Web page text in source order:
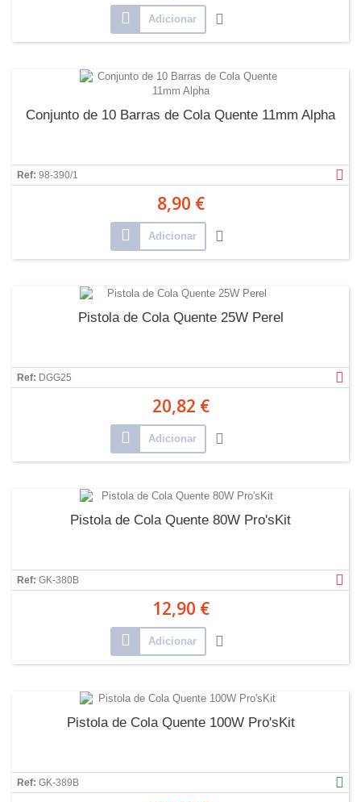
Adicionar
Conjunto de 10 Barras de Cola Quente 11mm Alpha
Ref: 98-390/1
8,90 €
Adicionar
Pistola de Cola Quente 25W Perel
Ref: DGG25
20,82 €
Adicionar
Pistola de Cola Quente 80W Pro'sKit
Ref: GK-380B
12,90 €
Adicionar
Pistola de Cola Quente 100W Pro'sKit
Ref: GK-389B